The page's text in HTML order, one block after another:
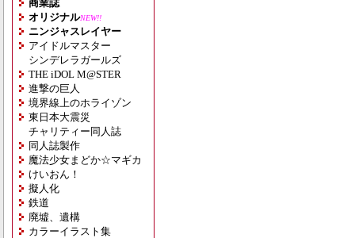
商業誌
オリジナルNEW!!
ニンジャスレイヤー
アイドルマスター
シンデレラガールズ
THE iDOL M@STER
進撃の巨人
境界線上のホライゾン
東日本大震災
チャリティー同人誌
同人誌製作
魔法少女まどか☆マギカ
けいおん！
擬人化
鉄道
廃墟、遺構
カラーイラスト集